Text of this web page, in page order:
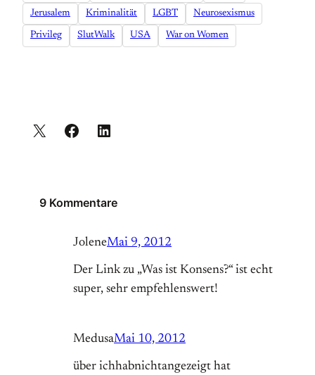
Jerusalem Kriminalität LGBT Neurosexismus
Privileg SlutWalk USA War on Women
9 Kommentare
JoleneMai 9, 2012
Der Link zu „Was ist Konsens?“ ist echt
super, sehr empfehlenswert!
MedusaMai 10, 2012
über ichhabnichtangezeigt hat